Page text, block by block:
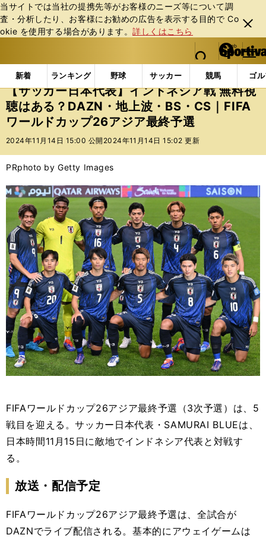
当サイトでは当社の提携先等がお客様のニーズ等について調
査・分析したり、お客様にお勧めの広告を表⽰する⽬的で Co
okie を使⽤する場合があります。詳しくはこちら
閉じ
る
web Sportiva (webスポルティーバ)
検索
マイペ
ー
ジ
メニュ
新着 ランキング 野球 サッカー 競馬 ゴ
b
ス
ポ
ル
テ
ー
バ
インフォメーション ニュース 【サッカー日本代表
【サッカー日本代表】インドネシア戦 無料視
聴はある？DAZN・地上波・BS・CS｜FIFA
ワールドカップ26アジア最終予選
2024年11月14日 15:00 公開 2024年11月14日 15:02 更新
PRphoto by Getty Images
FIFAワールドカップ26アジア最終予選（3次予選）は、5
戦目を迎える。サッカー日本代表・SAMURAI BLUEは、
日本時間11月15日に敵地でインドネシア代表と対戦す
る。
放送・配信予定
FIFAワールドカップ26アジア最終予選は、全試合が
DAZNでライブ配信される。基本的にアウェイゲームは